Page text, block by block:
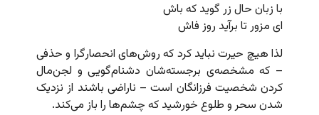
با زبان حال زر گوید که باش
ای مزور تا برآید روز فاش
لذا هیچ حیرت نباید کرد که روش‌های انحصارگرا و حذفی
– که مشخصه‌ی برجسته‌شان دشنام‌گویی و لجن‌مال
کردن شخصیت فرزانگان است – ناراضی باشند از نزدیک
شدن سحر و طلوع خورشید که چشم‌ها را باز می‌کند.